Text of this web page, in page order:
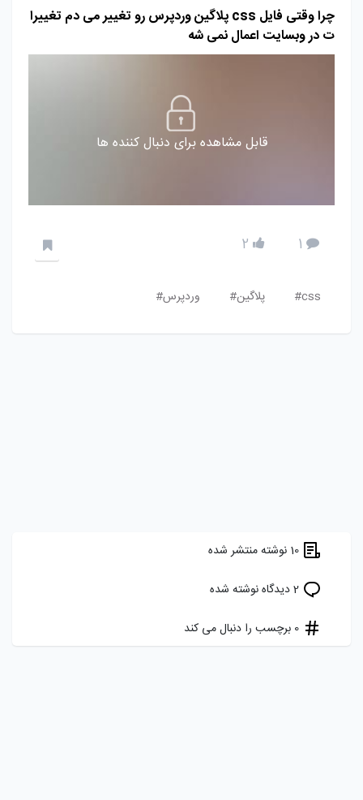
چرا وقتی فایل css پلاگین وردپرس رو تغییر می دم تغییرا
ت در وبسایت اعمال نمی شه
قابل مشاهده برای دنبال کننده ها
1
2
css# پلاگین# وردپرس#